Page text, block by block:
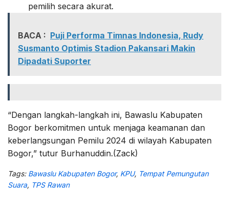
pemilih secara akurat.
BACA : Puji Performa Timnas Indonesia, Rudy
Susmanto Optimis Stadion Pakansari Makin
Dipadati Suporter
“Dengan langkah-langkah ini, Bawaslu Kabupaten
Bogor berkomitmen untuk menjaga keamanan dan
keberlangsungan Pemilu 2024 di wilayah Kabupaten
Bogor,” tutur Burhanuddin.(Zack)
Tags: Bawaslu Kabupaten Bogor, KPU, Tempat Pemungutan
Suara, TPS Rawan